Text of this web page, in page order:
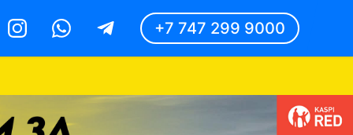
InstagramWhatsappTelegram +7 747 299 9000